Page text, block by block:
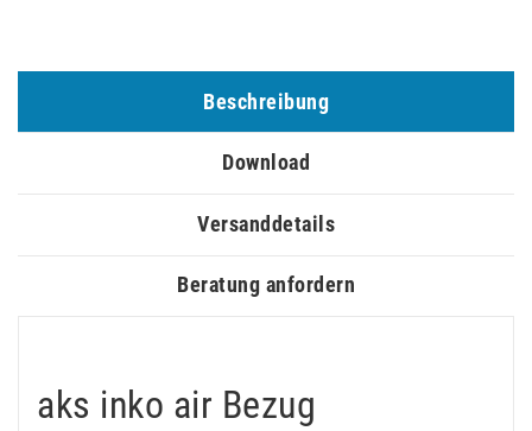
Beschreibung
Download
Versanddetails
Beratung anfordern
aks inko air Bezug